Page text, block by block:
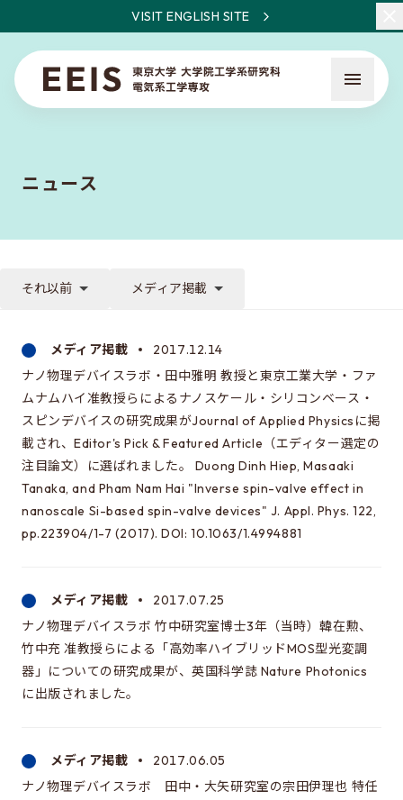
VISIT ENGLISH SITE
EEISとは
教員・研究一覧
入試について
修士特別口述試験
入試説明会
入試案内書 / 出願サイトでの提出が必要な書類（入試
案内書、修論/博論研究課題内容、成績集計表）
試験科目に関する情報
EEISを目指す方へ
所属学生の声
進路・博士について
EEISをもっと知る
ニュース
それ以前 メディア掲載
メディア掲載
2017.12.14
ナノ物理デバイスラボ・田中雅明 教授と東京工業大学・ファ
ムナムハイ准教授らによるナノスケール・シリコンベース・
スピンデバイスの研究成果がJournal of Applied Physicsに掲
載され、Editor's Pick & Featured Article（エディター選定の
注目論文）に選ばれました。 Duong Dinh Hiep, Masaaki
Tanaka, and Pham Nam Hai "Inverse spin-valve effect in
nanoscale Si-based spin-valve devices" J. Appl. Phys. 122,
pp.223904/1-7 (2017). DOI: 10.1063/1.4994881
メディア掲載
2017.07.25
ナノ物理デバイスラボ 竹中研究室博士3年（当時）韓在勲、
竹中充 准教授らによる「高効率ハイブリッドMOS型光変調
器」についての研究成果が、英国科学誌 Nature Photonics
に出版されました。
メディア掲載
2017.06.05
ナノ物理デバイスラボ 田中・大矢研究室の宗田伊理也 特任